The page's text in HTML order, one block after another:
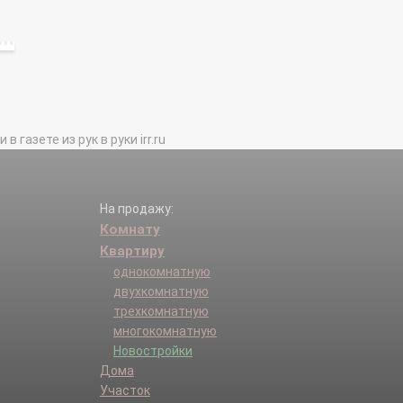
газете из рук в руки irr.ru
На продажу:
Комнату
Квартиру
однокомнатную
двухкомнатную
трехкомнатную
многокомнатную
Новостройки
Дома
Участок